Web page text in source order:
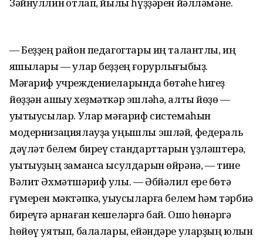
— Беҙҙең район педагогтары иң талантлы, иң
яҡшылары — улар беҙҙең ғорурлығыбыҙ.
Мәғариф учреждениеларында бөтәһе һигеҙ
йөҙҙән ашыу хеҙмәткәр эшләһә, алты йөҙө —
уҡытыусылар. Улар мәғариф системаһын
модернизациялауҙа уңышлы эшләй, федераль
дәүләт белем биреү стандарттарын үҙләштерә,
уҡытыуҙың заманса ысулдарын өйрәнә, — тине
Вәлит Әхмәтшәриф улы. — Әбйәлил ере бөтә
ғүмерен мәктәпкә, уҡыусыларға белем һәм тәрбиә
биреүгә арнаған кешеләргә бай. Ошо һөнәргә
һөйөү уятып, балалары, ейәндәре уларҙың юлын